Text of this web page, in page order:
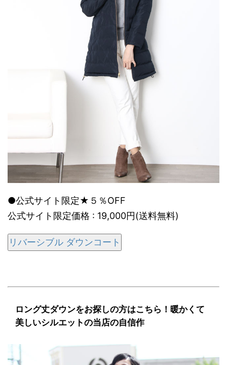
●公式サイト限定★５％OFF
公式サイト限定価格 : 19,000円(送料無料)
リバーシブル ダウンコート
ロング丈ダウンをお探しの方はこちら！暖かくて
美しいシルエットの当店の自信作